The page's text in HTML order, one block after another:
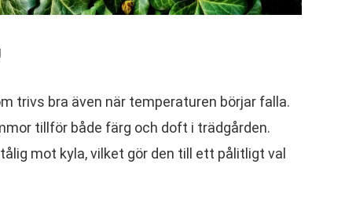
trivs bra även när temperaturen börjar falla.
tillför både färg och doft i trädgården.
mot kyla, vilket gör den till ett pålitligt val